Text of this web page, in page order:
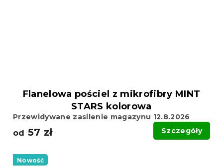
Flanelowa pościel z mikrofibry MINT
STARS kolorowa
Przewidywane zasilenie magazynu 12.8.2026
od 57 zł Szczegóły
Nowość